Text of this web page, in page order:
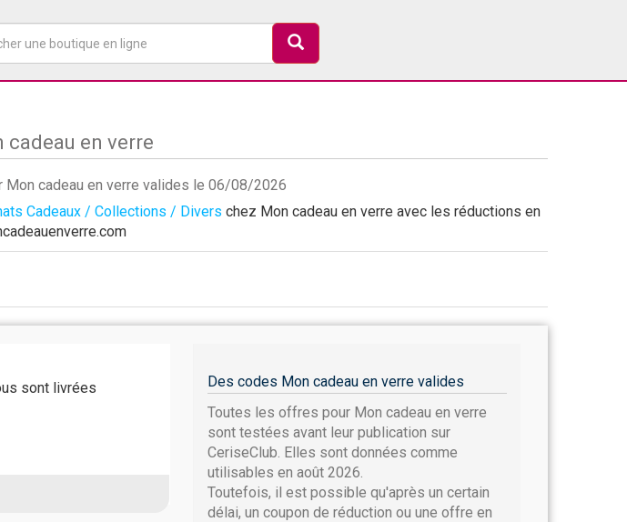
cadeau en verre
cadeau en verre valides le 06/08/2026
Cadeaux / Collections / Divers chez Mon cadeau en verre avec les réductions en
sont livrées
Des codes Mon cadeau en verre valides
Toutes les offres pour Mon cadeau en verre
sont testées avant leur publication sur
CeriseClub. Elles sont données comme
utilisables en août 2026.
Toutefois, il est possible qu'après un certain
délai, un coupon de réduction ou une offre en